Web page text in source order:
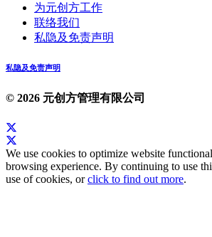
为元创方工作
联络我们
私隐及免责声明
私隐及免责声明
© 2026 元创方管理有限公司
We use cookies to optimize website
browsing experience. By continuing to use
use of cookies, orclick to find out more.